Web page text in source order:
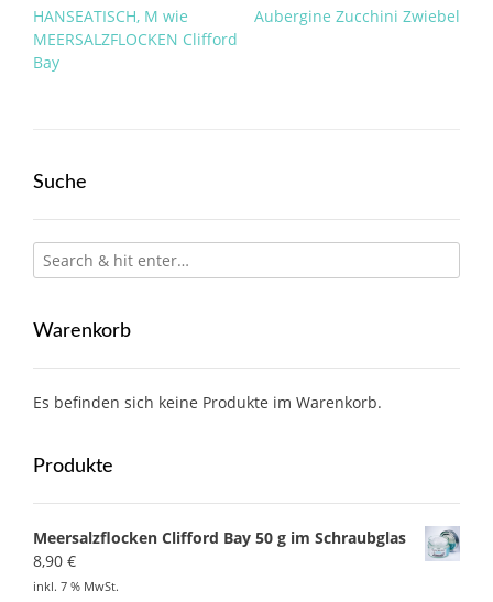
navigation
HANSEATISCH, M wie
MEERSALZFLOCKEN Clifford
Bay
Aubergine Zucchini Zwiebel
Suche
Warenkorb
Es befinden sich keine Produkte im Warenkorb.
Produkte
Meersalzflocken Clifford Bay 50 g im Schraubglas
8,90 €
inkl. 7 % MwSt.